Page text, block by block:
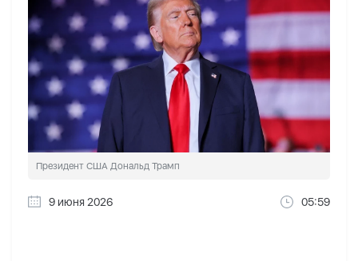
Президент США Дональд Трамп
9 июня 2026 05:59